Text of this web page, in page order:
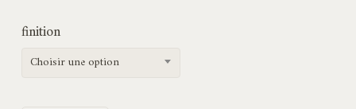
finition
Choisir une option